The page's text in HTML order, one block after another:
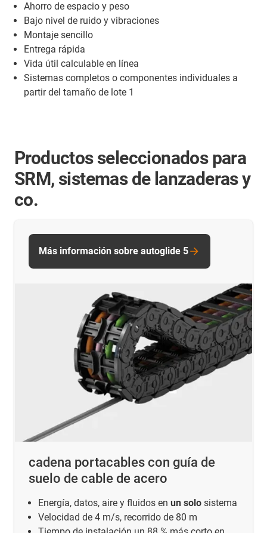
Ahorro de espacio y peso
Bajo nivel de ruido y vibraciones
Montaje sencillo
Entrega rápida
Vida útil calculable en línea
Sistemas completos o componentes individuales a
partir del tamaño de lote 1
Productos seleccionados para
SRM, sistemas de lanzaderas y
co.
cadena portacables con guía de
suelo de cable de acero
Energía, datos, aire y fluidos en un solo sistema
Velocidad de 4 m/s, recorrido de 80 m
Más información sobre autoglide 5